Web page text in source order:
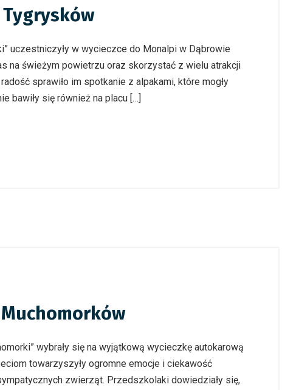
uczestniczyły w wycieczce do Monalpi w Dąbrowie
na świeżym powietrzu oraz skorzystać z wielu atrakcji
sprawiło im spotkanie z alpakami, które mogły
bawiły się również na placu […]
wybrały się na wyjątkową wycieczkę autokarową
towarzyszyły ogromne emocje i ciekawość
zwierząt. Przedszkolaki dowiedziały się,